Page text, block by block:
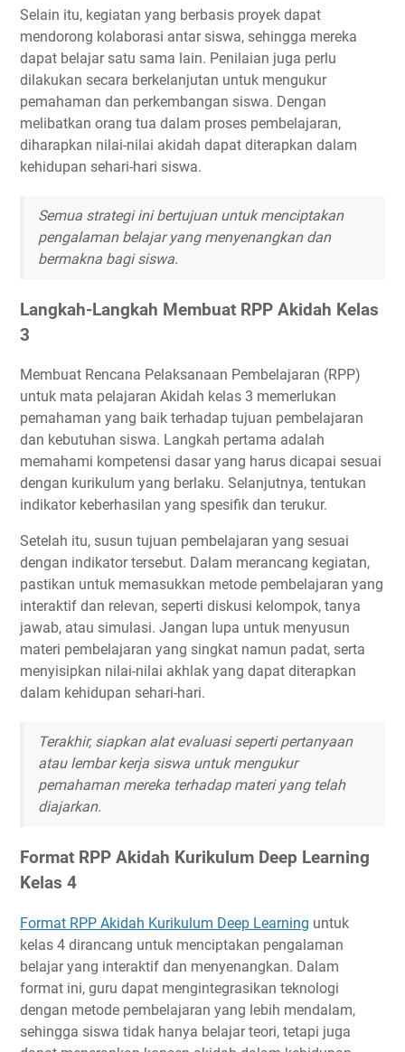
Selain itu, kegiatan yang berbasis proyek dapat
mendorong kolaborasi antar siswa, sehingga mereka
dapat belajar satu sama lain. Penilaian juga perlu
dilakukan secara berkelanjutan untuk mengukur
pemahaman dan perkembangan siswa. Dengan
melibatkan orang tua dalam proses pembelajaran,
diharapkan nilai-nilai akidah dapat diterapkan dalam
kehidupan sehari-hari siswa.
Semua strategi ini bertujuan untuk menciptakan
pengalaman belajar yang menyenangkan dan
bermakna bagi siswa.
Langkah-Langkah Membuat RPP Akidah Kelas
3
Membuat Rencana Pelaksanaan Pembelajaran (RPP)
untuk mata pelajaran Akidah kelas 3 memerlukan
pemahaman yang baik terhadap tujuan pembelajaran
dan kebutuhan siswa. Langkah pertama adalah
memahami kompetensi dasar yang harus dicapai sesuai
dengan kurikulum yang berlaku. Selanjutnya, tentukan
indikator keberhasilan yang spesifik dan terukur.
Setelah itu, susun tujuan pembelajaran yang sesuai
dengan indikator tersebut. Dalam merancang kegiatan,
pastikan untuk memasukkan metode pembelajaran yang
interaktif dan relevan, seperti diskusi kelompok, tanya
jawab, atau simulasi. Jangan lupa untuk menyusun
materi pembelajaran yang singkat namun padat, serta
menyisipkan nilai-nilai akhlak yang dapat diterapkan
dalam kehidupan sehari-hari.
Terakhir, siapkan alat evaluasi seperti pertanyaan
atau lembar kerja siswa untuk mengukur
pemahaman mereka terhadap materi yang telah
diajarkan.
Format RPP Akidah Kurikulum Deep Learning
Kelas 4
Format RPP Akidah Kurikulum Deep Learning untuk
kelas 4 dirancang untuk menciptakan pengalaman
belajar yang interaktif dan menyenangkan. Dalam
format ini, guru dapat mengintegrasikan teknologi
dengan metode pembelajaran yang lebih mendalam,
sehingga siswa tidak hanya belajar teori, tetapi juga